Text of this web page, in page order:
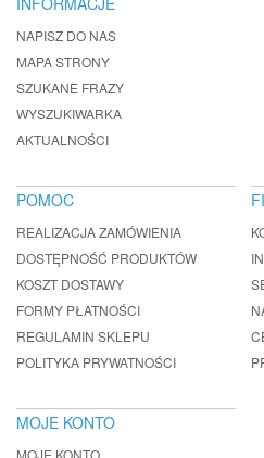
NAPISZ DO NAS
MAPA STRONY
SZUKANE FRAZY
WYSZUKIWARKA
AKTUALNOŚCI
POMOC
REALIZACJA ZAMÓWIENIA
DOSTĘPNOŚĆ PRODUKTÓW
KOSZT DOSTAWY
FORMY PŁATNOŚCI
REGULAMIN SKLEPU
POLITYKA PRYWATNOŚCI
MOJE KONTO
MOJE KONTO